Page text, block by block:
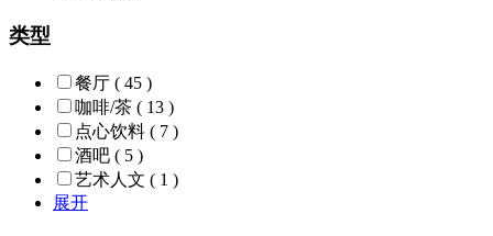
类型
餐厅 ( 45 )
咖啡/茶 ( 13 )
点心饮料 ( 7 )
酒吧 ( 5 )
艺术人文 ( 1 )
展开